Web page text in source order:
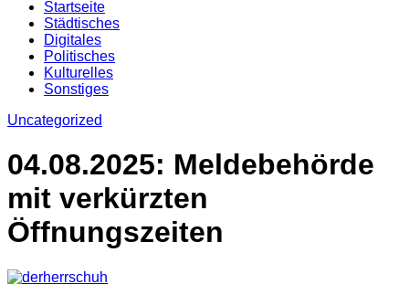
Startseite
Städtisches
Digitales
Politisches
Kulturelles
Sonstiges
Uncategorized
04.08.2025: Meldebehörde
mit verkürzten
Öffnungszeiten